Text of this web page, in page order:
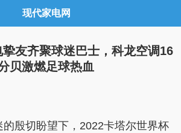
现代家电网
友齐聚球迷巴士，科龙空调16
贝激燃足球热血
的殷切盼望下，2022卡塔尔世界杯